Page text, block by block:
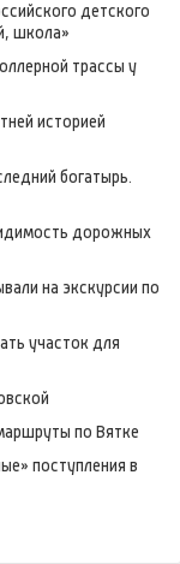
детского
школа»
трассы у
историей
богатырь.
дорожных
на экскурсии по
участок для
по Вятке
поступления в